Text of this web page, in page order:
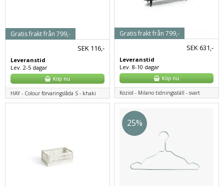
SEK 116,-
Leveranstid
Lev. 2-5 dagar
Gratis frakt från 799,-
HAY - Colour förvaringslåda S - khaki
SEK631,-
Leveranstid
Lev. 8-10 dagar
Gratis frakt från 799,-
Koziol - Milano tidningsställ - svart
25%